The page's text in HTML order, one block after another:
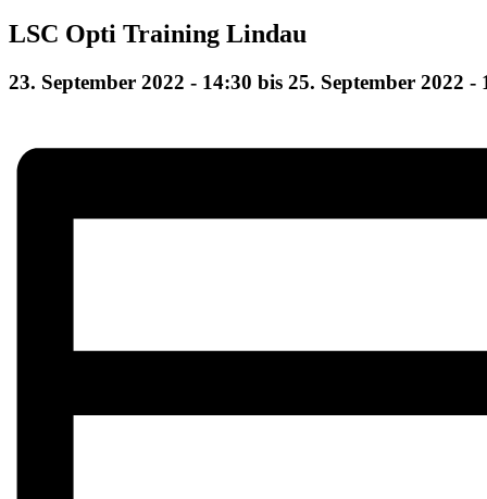
LSC Opti Training Lindau
23. September 2022 - 14:30 bis 25. September 2022 -